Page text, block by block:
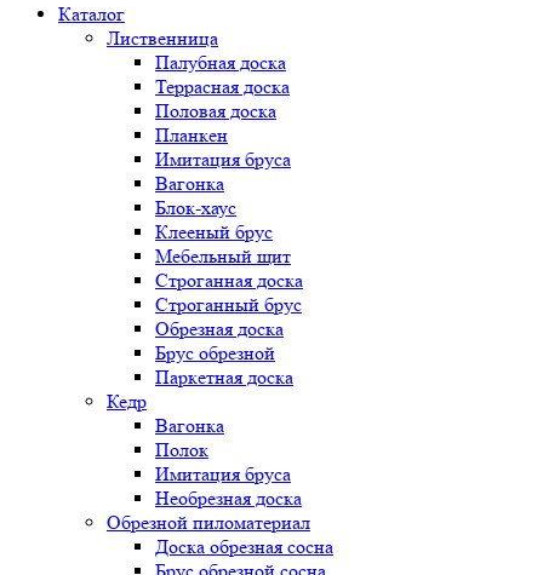
Каталог
Лиственница
Палубная доска
Террасная доска
Половая доска
Планкен
Имитация бруса
Вагонка
Блок-хаус
Клееный брус
Мебельный щит
Строганная доска
Строганный брус
Обрезная доска
Брус обрезной
Паркетная доска
Кедр
Вагонка
Полок
Имитация бруса
Необрезная доска
Обрезной пиломатериал
Доска обрезная сосна